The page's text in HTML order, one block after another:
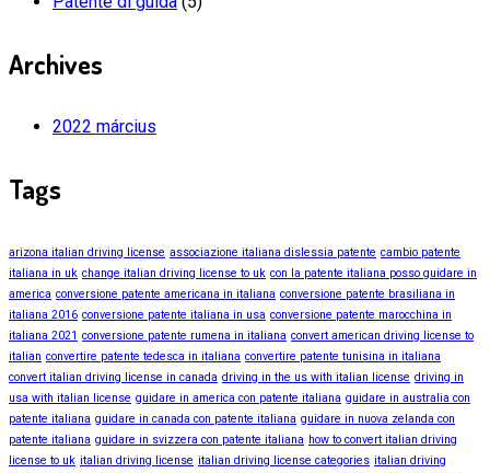
Archives
2022 március
Tags
arizona italian driving license associazione italiana dislessia patente cambio patente
italiana in uk change italian driving license to uk con la patente italiana posso guidare in
america conversione patente americana in italiana conversione patente brasiliana in
italiana 2016 conversione patente italiana in usa conversione patente marocchina in
italiana 2021 conversione patente rumena in italiana convert american driving license to
italian convertire patente tedesca in italiana convertire patente tunisina in italiana
convert italian driving license in canada driving in the us with italian license driving in
usa with italian license guidare in america con patente italiana guidare in australia con
patente italiana guidare in canada con patente italiana guidare in nuova zelanda con
patente italiana guidare in svizzera con patente italiana how to convert italian driving
license to uk italian driving license italian driving license categories italian driving